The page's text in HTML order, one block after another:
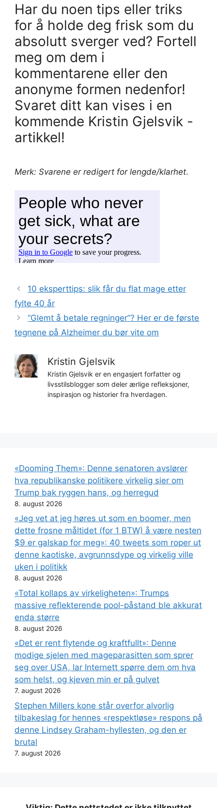
Har du noen tips eller triks
for å holde deg frisk som du
absolutt sverger ved? Fortell
meg om dem i
kommentarene eller den
anonyme formen nedenfor!
Svaret ditt kan vises i en
kommende Kristin Gjelsvik -
artikkel!
Merk: Svarene er redigert for lengde/klarhet.
10 eksperttips: slik får du flat mage etter
fylte 40 år
“Glemt å betale regninger”? Her er de første
tegnene på Alzheimer du bør vite om
Kristin Gjelsvik
Kristin Gjelsvik er en engasjert forfatter og
livsstilsblogger som deler ærlige refleksjoner,
inspirasjon og historier fra hverdagen.
«Dooming Them»: Denne senatoren avslører
hva republikanske politikere virkelig sier om
Trump bak ryggen hans, og herregud
8. august 2026
«Jeg vet at jeg høres ut som en boomer, men
dette frosne måltidet (for 1 BTW) å være nesten
$9 er galskap for meg»: 40 tweets som roper ut
denne kaotiske, avgrunnsdype og virkelig ville
uken i politikk
8. august 2026
«Total kollaps av virkeligheten»: Trumps
massive reflekterende pool-påstand ble akkurat
enda større
8. august 2026
«Det er rent flytende og kraftfullt»: Denne
modige sjelen med mageparasitten som sprer
seg over USA, lar Internett spørre dem om hva
som helst, og kjeven min er på gulvet
7. august 2026
Stephen Millers kone står overfor alvorlig
tilbakeslag for hennes «respektløse» respons på
denne Lindsey Graham-hyllesten, og den er
brutal
7. august 2026